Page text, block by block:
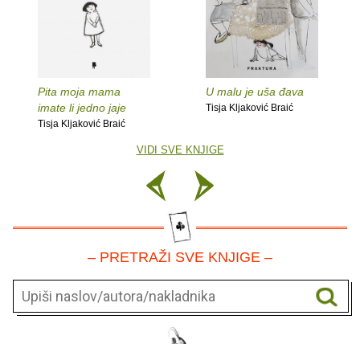
Pita moja mama
imate li jedno jaje
Tisja Kljaković Braić
U malu je uša đava
Tisja Kljaković Braić
VIDI SVE KNJIGE
– PRETRAŽI SVE KNJIGE –